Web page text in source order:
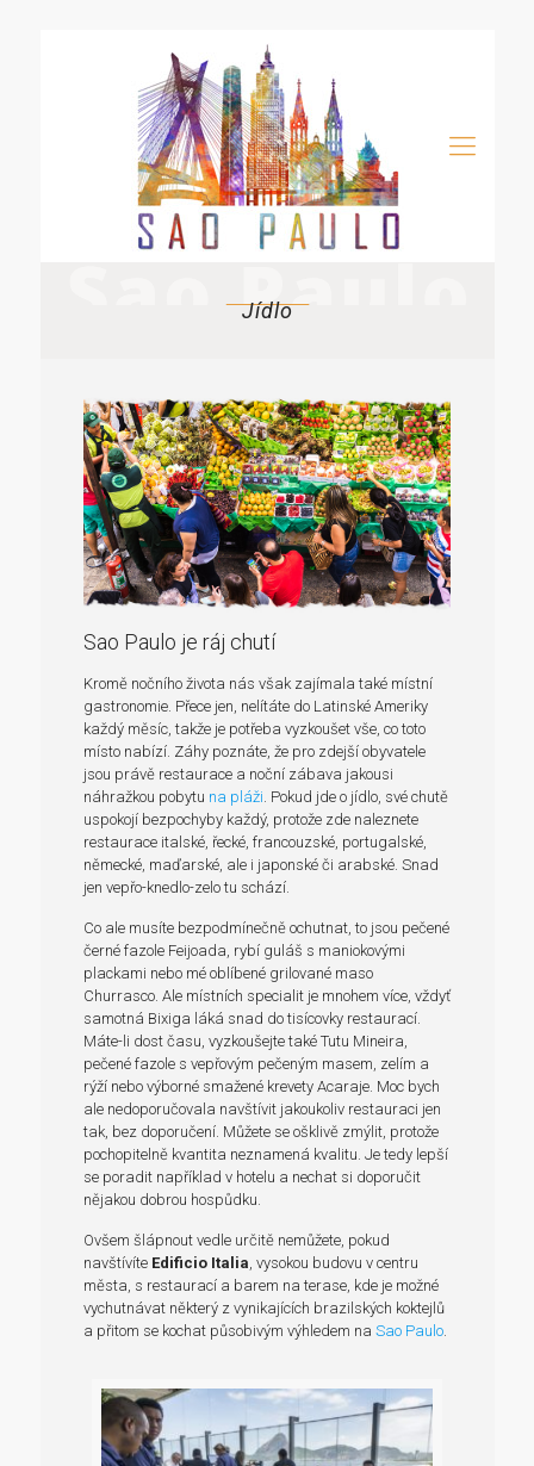
Jídlo
Sao Paulo je ráj chutí
Kromě nočního života nás však zajímala také místní
gastronomie. Přece jen, nelítáte do Latinské Ameriky
každý měsíc, takže je potřeba vyzkoušet vše, co toto
místo nabízí. Záhy poznáte, že pro zdejší obyvatele
jsou právě restaurace a noční zábava jakousi
náhražkou pobytu na pláži. Pokud jde o jídlo, své chutě
uspokojí bezpochyby každý, protože zde naleznete
restaurace italské, řecké, francouzské, portugalské,
německé, maďarské, ale i japonské či arabské. Snad
jen vepřo-knedlo-zelo tu schází.
Co ale musíte bezpodmínečně ochutnat, to jsou pečené
černé fazole Feijoada, rybí guláš s maniokovými
plackami nebo mé oblíbené grilované maso
Churrasco. Ale místních specialit je mnohem více, vždyť
samotná Bixiga láká snad do tisícovky restaurací.
Máte-li dost času, vyzkoušejte také Tutu Mineira,
pečené fazole s vepřovým pečeným masem, zelím a
rýží nebo výborné smažené krevety Acaraje. Moc bych
ale nedoporučovala navštívit jakoukoliv restauraci jen
tak, bez doporučení. Můžete se ošklivě zmýlit, protože
pochopitelně kvantita neznamená kvalitu. Je tedy lepší
se poradit například v hotelu a nechat si doporučit
nějakou dobrou hospůdku.
Ovšem šlápnout vedle určitě nemůžete, pokud
navštívíte Edificio Italia, vysokou budovu v centru
města, s restaurací a barem na terase, kde je možné
vychutnávat některý z vynikajících brazilských koktejlů
a přitom se kochat působivým výhledem na Sao Paulo.